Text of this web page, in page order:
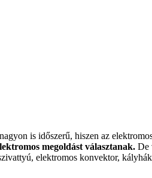
is időszerű, hiszen az
megoldást választanak. De
elektromos konvektor,